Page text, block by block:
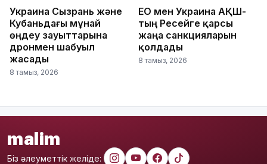
Украина Сызрань және
Кубаньдағы мұнай
өңдеу зауыттарына
дронмен шабуыл
жасады
8 тамыз, 2026
ЕО мен Украина АҚШ-
тың Ресейге қарсы
жаңа санкцияларын
қолдады
8 тамыз, 2026
malim
Біз әлеуметтік желіде: